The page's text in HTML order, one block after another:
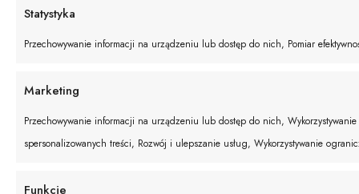
Statystyka
Przechowywanie informacji na urządzeniu lub dostęp do nich, Pomiar
Marketing
Przechowywanie informacji na urządzeniu lub dostęp do nich,
spersonalizowanych treści, Rozwój i ulepszanie usług, Wykorzystywanie
Funkcje